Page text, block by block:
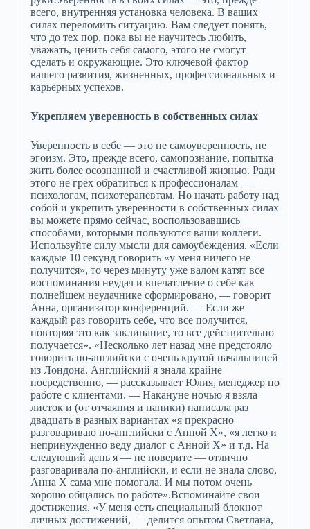
всего, внутренняя установка человека. В ваших
силах переломить ситуацию. Вам следует понять,
что до тех пор, пока вы не научитесь любить,
уважать, ценить себя самого, этого не смогут
сделать и окружающие. Это ключевой фактор
вашего развития, жизненных, профессиональных и
карьерных успехов.
Укрепляем уверенность в собственных силах
Уверенность в себе — это не самоуверенность, не
эгоизм. Это, прежде всего, самопознание, попытка
жить более осознанной и счастливой жизнью. Ради
этого не грех обратиться к профессионалам —
психологам, психотерапевтам. Но начать работу над
собой и укрепить уверенности в собственных силах
вы можете прямо сейчас, воспользовавшись
способами, которыми пользуются ваши коллеги.
Используйте силу мысли для самоубеждения. «Если
каждые 10 секунд говорить «у меня ничего не
получится», то через минуту уже валом катят все
воспоминания неудач и впечатление о себе как
полнейшем неудачнике сформировано, — говорит
Анна, организатор конференций. — Если же
каждый раз говорить себе, что все получится,
повторяя это как заклинание, то все действительно
получается». «Несколько лет назад мне предстояло
говорить по-английски с очень крутой начальницей
из Лондона. Английский я знала крайне
посредственно, — рассказывает Юлия, менеджер по
работе с клиентами. — Накануне ночью я взяла
листок и (от отчаяния и паники) написала раз
двадцать в разных вариантах «я прекрасно
разговариваю по-английски с Анной Х», «я легко и
непринужденно веду диалог c Анной Х» и т.д. На
следующий день я — не поверите — отлично
разговаривала по-английски, и если не знала слово,
Анна Х сама мне помогала. И мы потом очень
хорошо общались по работе».Вспоминайте свои
достижения. «У меня есть специальный блокнот
личных достижений, — делится опытом Светлана,